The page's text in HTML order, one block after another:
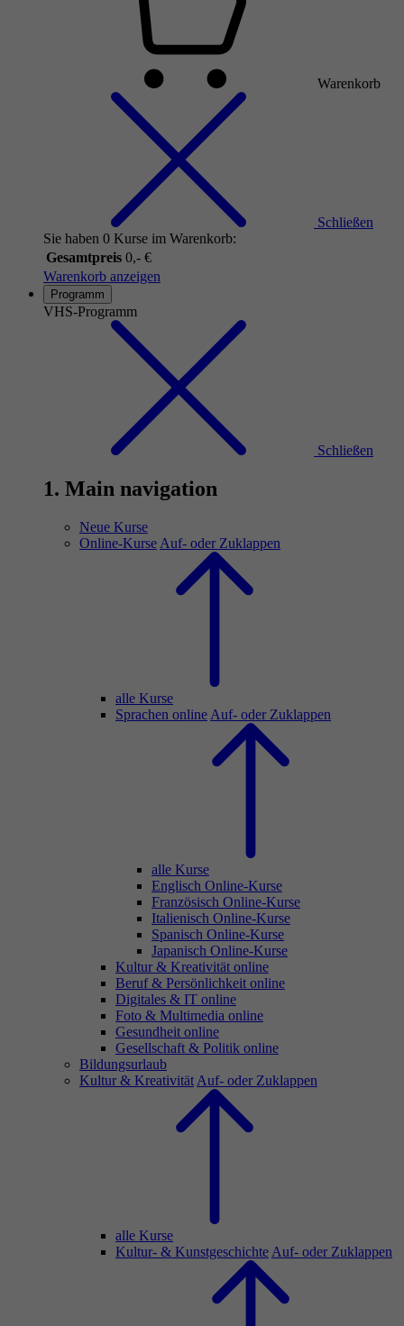
Warenkorb
Schließen
Sie haben 0 Kurse im Warenkorb:
Gesamtpreis 0,- €
Warenkorb anzeigen
Programm
VHS-Programm
Schließen
1. Main navigation
Neue Kurse
Online-Kurse Auf- oder Zuklappen
alle Kurse
Sprachen online Auf- oder Zuklappen
alle Kurse
Englisch Online-Kurse
Französisch Online-Kurse
Italienisch Online-Kurse
Spanisch Online-Kurse
Japanisch Online-Kurse
Kultur & Kreativität online
Beruf & Persönlichkeit online
Digitales & IT online
Foto & Multimedia online
Gesundheit online
Gesellschaft & Politik online
Bildungsurlaub
Kultur & Kreativität Auf- oder Zuklappen
alle Kurse
Kultur- & Kunstgeschichte Auf- oder Zuklappen